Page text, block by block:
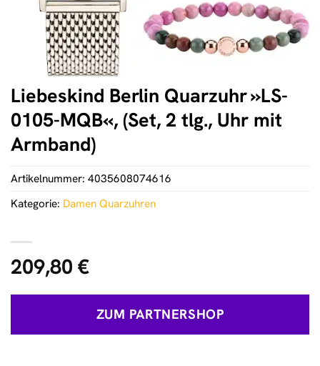
Liebeskind Berlin Quarzuhr »LS-
0105-MQB«, (Set, 2 tlg., Uhr mit
Armband)
209,80 €
ZUM PARTNERSHOP
Artikelnummer: 4035608074616
Kategorie: Damen Quarzuhren